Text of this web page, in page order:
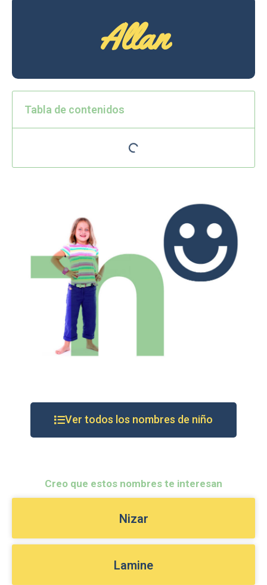
Allan
Tabla de contenidos
Ver todos los nombres de niño
Creo que estos nombres te interesan
Nizar
Lamine